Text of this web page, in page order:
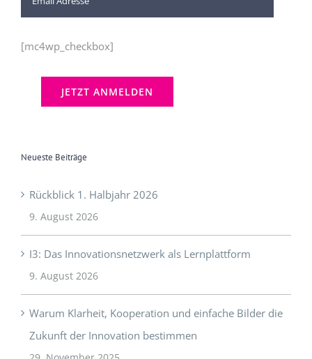
[mc4wp_checkbox]
Neueste Beiträge
Rückblick 1. Halbjahr 2026
9. August 2026
I3: Das Innovationsnetzwerk als Lernplattform
9. August 2026
Warum Klarheit, Kooperation und einfache Bilder die
Zukunft der Innovation bestimmen